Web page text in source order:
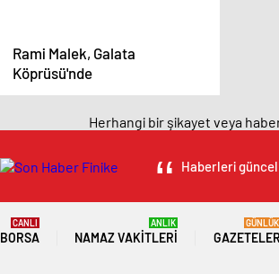
Rami Malek, Galata
Köprüsü'nde
Herhangi bir şikayet veya
Haberleri
BORSA
CANLI
NAMAZ VAKITLERI
ANLIK
GAZETELER
GÜNLÜK